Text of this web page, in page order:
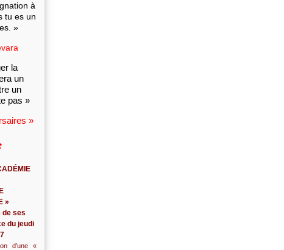
à
tu es un
»
la
un
un
pas »
»
»
de ses
du jeudi
d’une «